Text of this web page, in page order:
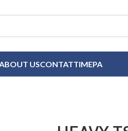
ABOUT USCONTATTIMEPA